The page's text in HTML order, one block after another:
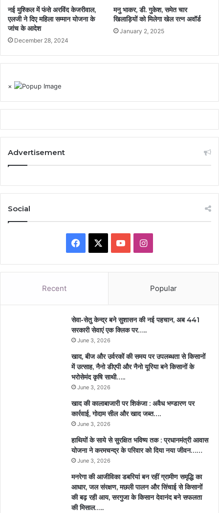
नई मुश्किल में फंसे अरविंद केजरीवाल,
एलजी ने दिए महिला सम्मान योजना के
जांच के आदेश
December 28, 2024
मनु भाकर, डी. गुकेश, समेत चार
खिलाड़ियों को मिलेगा खेल रत्न अवॉर्ड
January 2, 2025
×
Advertisement
Social
Facebook YouTubeInstagram
Recent Popular
सेवा-सेतु केन्द्र बने सुशासन की नई पहचान, अब 441
सरकारी सेवाएं एक क्लिक पर…..
June 3, 2026
खाद, बीज और उर्वरकों की समय पर उपलब्धता से किसानों
में उत्साह, नैनो डीएपी और नैनो यूरिया बने किसानों के
भरोसेमंद कृषि साथी…..
June 3, 2026
खाद की कालाबाजारी पर शिकंजा : अवैध भण्डारण पर
कार्रवाई, गोदाम सील और खाद जब्त….
June 3, 2026
हाथियों के साये से सुरक्षित भविष्य तक : प्रधानमंत्री आवास
योजना ने करमचन्द्र के परिवार को दिया नया जीवन……
June 3, 2026
मनरेगा की आजीविका डबरियां बन रहीं ग्रामीण समृद्धि का
आधार, जल संरक्षण, मछली पालन और सिंचाई से किसानों
की बढ़ रही आय, सरगुजा के किसान देवानंद बने सफलता
की मिसाल…..